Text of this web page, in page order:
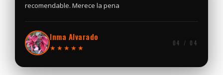
recomendable. Merece la pena
Inma Alvarado
★★★★★
04 / 04